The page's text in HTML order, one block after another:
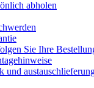
abholen
Sie Ihre
und